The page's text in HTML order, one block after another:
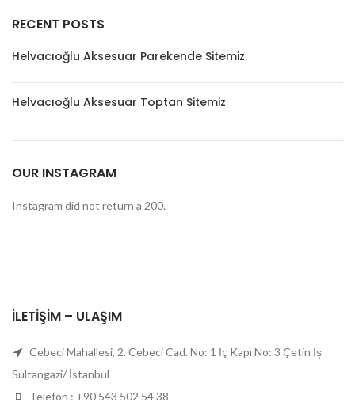
RECENT POSTS
Helvacıoğlu Aksesuar Parekende Sitemiz
Helvacıoğlu Aksesuar Toptan Sitemiz
OUR INSTAGRAM
Instagram did not return a 200.
İLETIŞIM – ULAŞIM
Cebeci Mahallesi, 2. Cebeci Cad. No: 1 İç Kapı No: 3 Çetin İş
Sultangazi/ İstanbul
Telefon : +90 543 502 54 38